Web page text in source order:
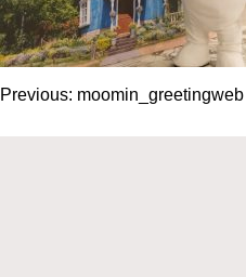
投
Previous: moomin_greetingweb